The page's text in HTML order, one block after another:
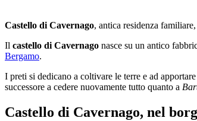
Castello di Cavernago, antica residenza
Il castello di Cavernago nasce su un antico
Bergamo.
I preti si dedicano a coltivare le terre e ad
successore a cedere nuovamente tutto quanto a
Castello di Cavernago, nel